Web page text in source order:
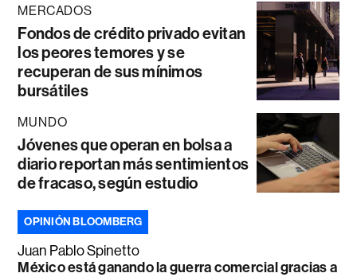
MERCADOS
Fondos de crédito privado evitan
los peores temores y se
recuperan de sus mínimos
bursátiles
MUNDO
Jóvenes que operan en bolsa a
diario reportan más sentimientos
de fracaso, según estudio
OPINIÓN BLOOMBERG
Juan Pablo Spinetto
México está ganando la guerra comercial gracias a